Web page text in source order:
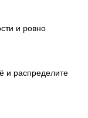
и ровно
и распределите